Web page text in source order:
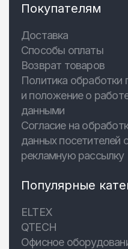
Покупателям
Доставка
Способы оплаты
Возврат товаров
Политика обработки
и положение о
данными
Согласие на
данных посетителей
рекламную рассылку
Популярные
ELTEX
QTECH
Офисное